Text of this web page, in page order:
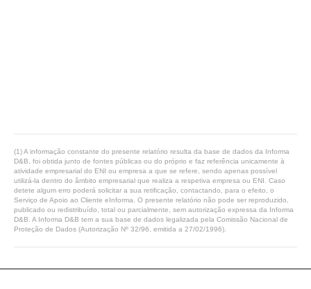
(1) A informação constante do presente relatório resulta da base de dados da Informa
D&B, foi obtida junto de fontes públicas ou do próprio e faz referência unicamente à
atividade empresarial do ENI ou empresa a que se refere, sendo apenas possível
utilizá-la dentro do âmbito empresarial que realiza a respetiva empresa ou ENI. Caso
detete algum erro poderá solicitar a sua retificação, contactando, para o efeito, o
Serviço de Apoio ao Cliente eInforma. O presente relatório não pode ser reproduzido,
publicado ou redistribuído, total ou parcialmente, sem autorização expressa da Informa
D&B. A Informa D&B tem a sua base de dados legalizada pela Comissão Nacional de
Proteção de Dados (Autorização Nº 32/96, emitida a 27/02/1996).